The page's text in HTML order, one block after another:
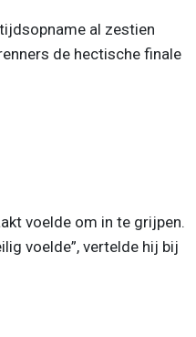
al zestien
de hectische finale
voelde om in te grijpen.
voelde”, vertelde hij bij